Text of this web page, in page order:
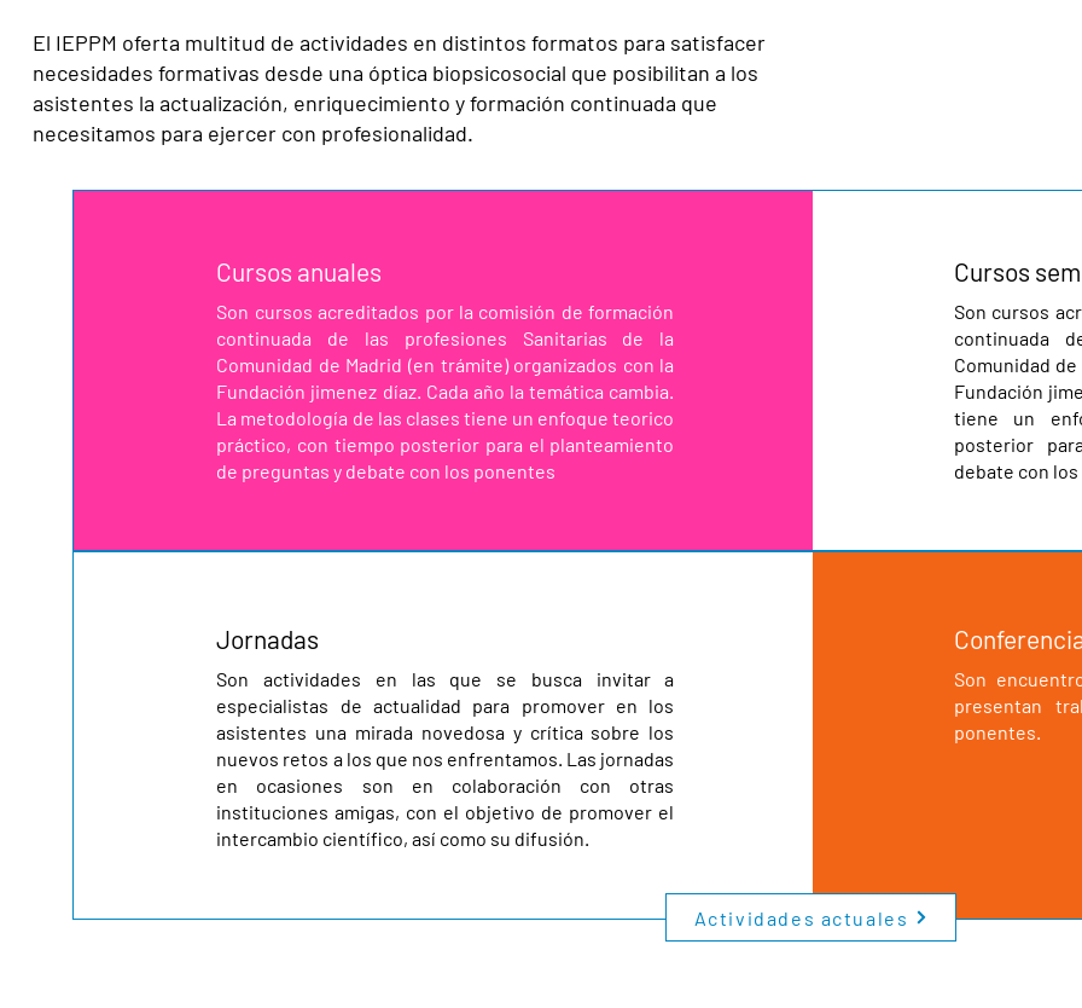
El IEPPM oferta multitud de actividades en distintos formatos para satisfacer
necesidades formativas desde una óptica biopsicosocial que posibilitan a los
asistentes la actualización, enriquecimiento y formación continuada que
necesitamos para ejercer con profesionalidad.
Cursos anuales
Son cursos acreditados por la comisión de formación
continuada de las profesiones Sanitarias de la
Comunidad de Madrid (en trámite) organizados con la
Fundación jimenez díaz. Cada año la temática cambia.
La metodología de las clases tiene un enfoque teorico
práctico, con tiempo posterior para el planteamiento
de preguntas y debate con los ponentes
Cursos
Son cursos
continuada
Comunidad
Fundación
tiene un
posterior
debate con
Jornadas
Son actividades en las que se busca invitar a
especialistas de actualidad para promover en los
asistentes una mirada novedosa y crítica sobre los
nuevos retos a los que nos enfrentamos. Las jornadas
en ocasiones son en colaboración con otras
instituciones amigas, con el objetivo de promover el
intercambio científico, así como su difusión.
Son
presentan
ponentes.
Actividades actuales